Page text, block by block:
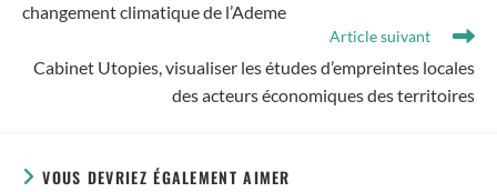
changement climatique de l’Ademe
Article suivant
Cabinet Utopies, visualiser les études d’empreintes locales
des acteurs économiques des territoires
VOUS DEVRIEZ ÉGALEMENT AIMER